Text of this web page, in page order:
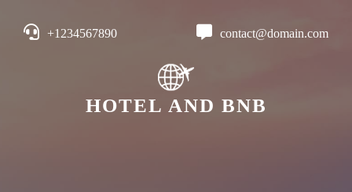
+1234567890 contact@domain.com
HOTEL AND BNB